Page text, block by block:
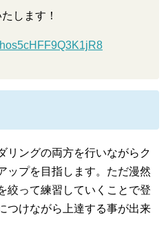
します！
リングの両方を行いながらク
ップを目指します。ただ漫然
絞って練習していくことで登
つけながら上達する事が出来